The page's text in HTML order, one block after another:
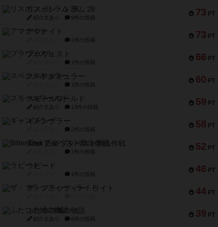
73 PT
リスボン・トラム 28
紹介文あり 9件の投稿
73 PT
アマナイト
1件の投稿
66 PT
ブラヴェスト
1件の投稿
60 PT
スペクタキュラー
1件の投稿
59 PT
スモールワールド
紹介文あり 13件の投稿
58 PT
ギャンブラー
2件の投稿
52 PT
Bitter End ブタペスト救出作戦
1件の投稿
46 PT
ラピード
1件の投稿
44 PT
ザ・フラッフィー・ライト
39 PT
ふたつの城の物語
紹介文あり 6件の投稿